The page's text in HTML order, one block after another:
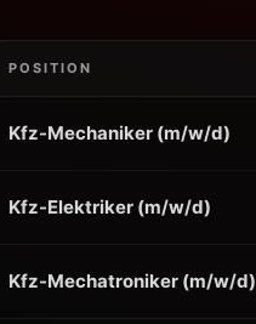
POSITION
Kfz-Mechaniker (m/w/d)
Kfz-Elektriker (m/w/d)
Kfz-Mechatroniker (m/w/d)